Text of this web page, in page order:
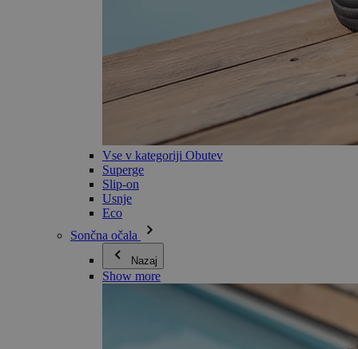
Vse v kategoriji Obutev
Superge
Slip-on
Usnje
Eco
Sončna očala
Nazaj
Show more